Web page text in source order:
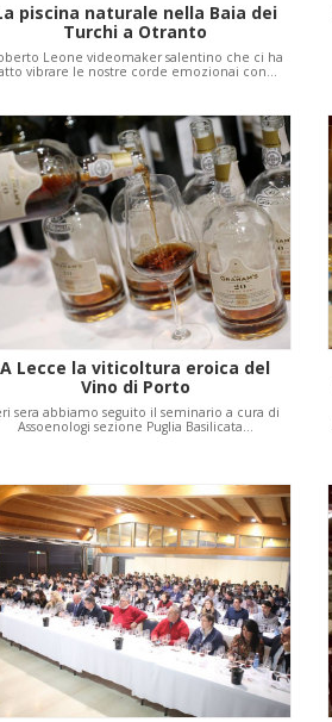
piscina naturale nella Baia dei
Turchi a Otranto
Leone videomaker salentino che ci ha
vibrare le nostre corde emozionai con…
A Lecce la viticoltura eroica del
Vino di Porto
sera abbiamo seguito il seminario a cura di
Assoenologi sezione Puglia Basilicata…